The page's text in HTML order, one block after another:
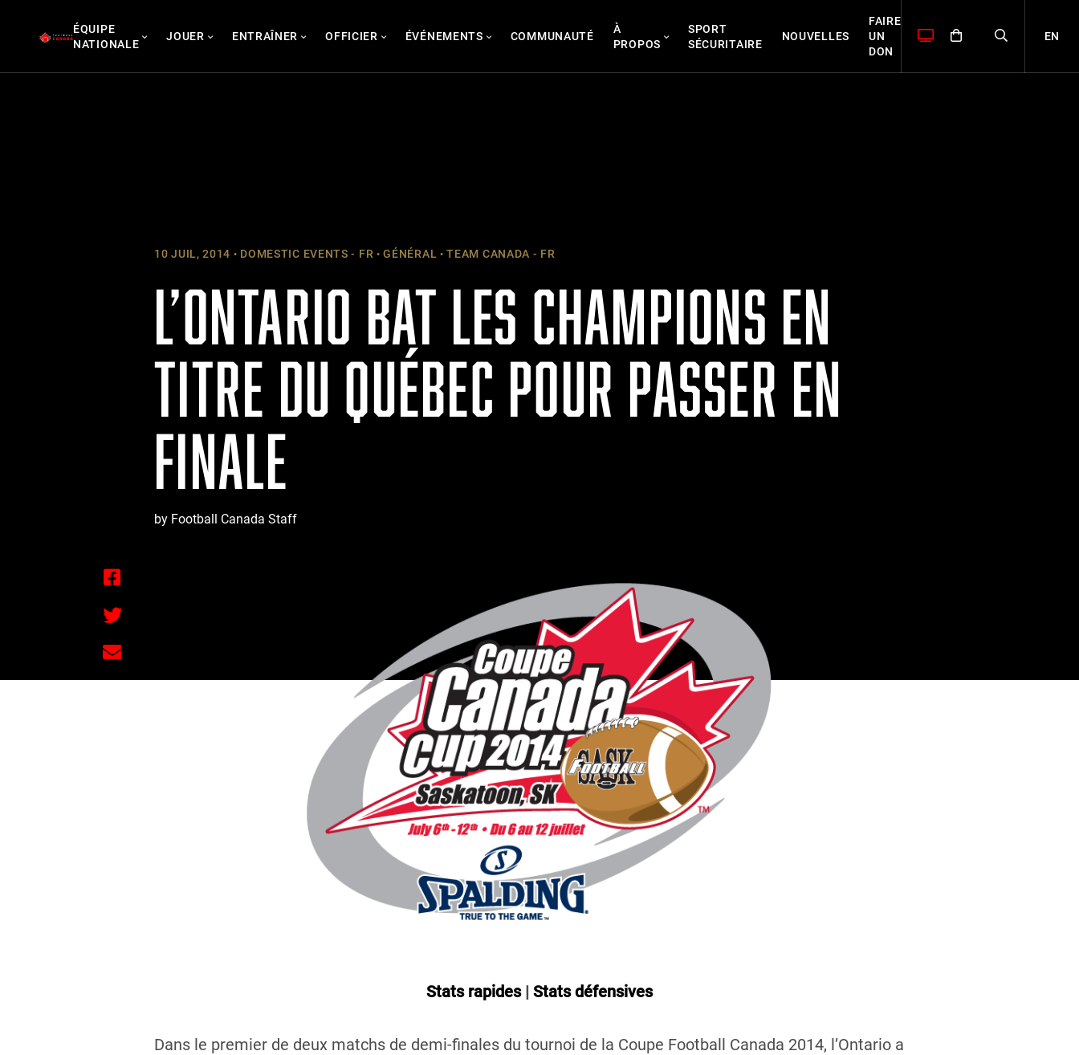
ÉQUIPE
NATIONALE
JOUER ENTRAÎNER OFFICIER ÉVÉNEMENTS COMMUNAUTÉ
À
PROPOS
SPORT
SÉCURITAIRE
NOUVELLES
FAIRE
UN
DON
EN
10 JUIL, 2014 DOMESTIC EVENTS - FR GÉNÉRAL TEAM CANADA - FR
L’ONTARIO BAT LES CHAMPIONS EN
TITRE DU QUÉBEC POUR PASSER EN
FINALE
by Football Canada Staff
Stats rapides| Stats défensives
Dans le premier de deux matchs de demi-finales du tournoi de la Coupe Football Canada 2014, l’Ontario a